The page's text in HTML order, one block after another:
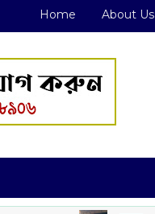
Home About Us